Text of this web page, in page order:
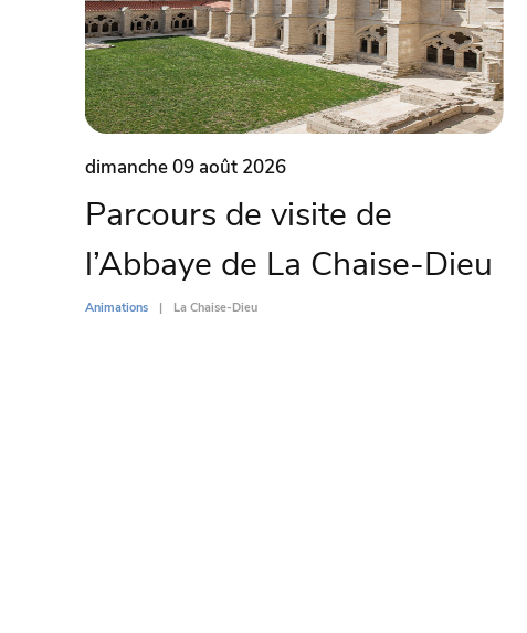
dimanche 09 août 2026
Parcours de visite de
l’Abbaye de La Chaise-Dieu
Animations La Chaise-Dieu